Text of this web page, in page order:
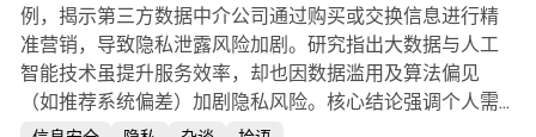
例，揭示第三方数据中介公司通过购买或交换信息进行精
准营销，导致隐私泄露风险加剧。研究指出大数据与人工
智能技术虽提升服务效率，却也因数据滥用及算法偏见
（如推荐系统偏差）加剧隐私风险。核心结论强调个人需
警惕不明推销、利用监管平台投诉、谨慎分享信息、定期